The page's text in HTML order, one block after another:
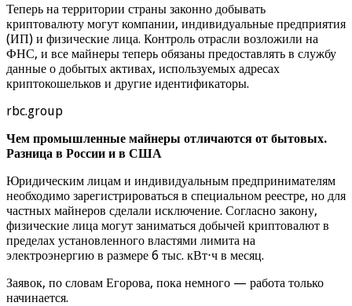
Теперь на территории страны законно добывать
криптовалюту могут компании, индивидуальные предприятия
(ИП) и физические лица. Контроль отрасли возложили на
ФНС, и все майнеры теперь обязаны предоставлять в службу
данные о добытых активах, используемых адресах
криптокошельков и другие идентификаторы.
rbc.group
Чем промышленные майнеры отличаются от бытовых.
Разница в России и в США
Юридическим лицам и индивидуальным предпринимателям
необходимо зарегистрироваться в специальном реестре, но для
частных майнеров сделали исключение. Согласно закону,
физические лица могут заниматься добычей криптовалют в
пределах установленного властями лимита на
электроэнергию в размере 6 тыс. кВт⋅ч в месяц.
Заявок, по словам Егорова, пока немного — работа только
начинается.